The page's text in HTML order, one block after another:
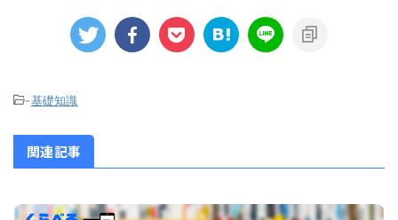
-基礎知識
関連記事